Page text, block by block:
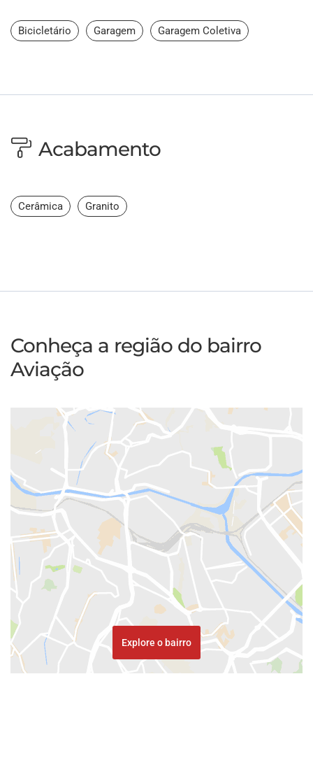
Bicicletário Garagem Garagem Coletiva
Acabamento
Cerâmica Granito
Conheça a região do bairro
Aviação
Explore o bairro